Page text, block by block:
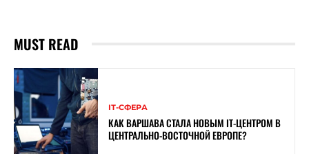
MUST READ
ІТ-СФЕРА
КАК ВАРШАВА СТАЛА НОВЫМ IT-ЦЕНТРОМ В
ЦЕНТРАЛЬНО-ВОСТОЧНОЙ ЕВРОПЕ?